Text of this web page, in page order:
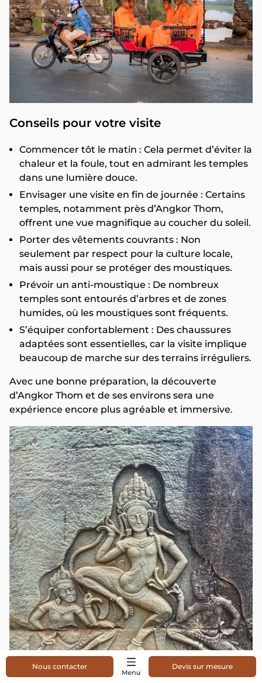
Conseils pour votre visite
Commencer tôt le matin : Cela permet d’éviter la
chaleur et la foule, tout en admirant les temples
dans une lumière douce.
Envisager une visite en fin de journée : Certains
temples, notamment près d’Angkor Thom,
offrent une vue magnifique au coucher du soleil.
Porter des vêtements couvrants : Non
seulement par respect pour la culture locale,
mais aussi pour se protéger des moustiques.
Prévoir un anti-moustique : De nombreux
temples sont entourés d’arbres et de zones
humides, où les moustiques sont fréquents.
S’équiper confortablement : Des chaussures
adaptées sont essentielles, car la visite implique
beaucoup de marche sur des terrains irréguliers.
Avec une bonne préparation, la découverte
d’Angkor Thom et de ses environs sera une
expérience encore plus agréable et immersive.
Nous contacter Devis sur mesure